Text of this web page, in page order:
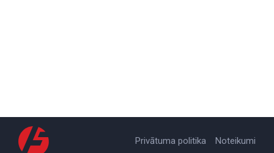
Privātuma politika Noteikumi